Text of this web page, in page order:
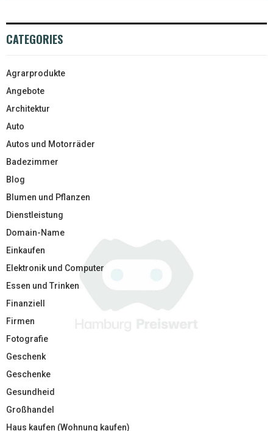
CATEGORIES
Agrarprodukte
Angebote
Architektur
Auto
Autos und Motorräder
Badezimmer
Blog
Blumen und Pflanzen
Dienstleistung
Domain-Name
Einkaufen
Elektronik und Computer
Essen und Trinken
Finanziell
Firmen
Fotografie
Geschenk
Geschenke
Gesundheid
Großhandel
Haus kaufen (Wohnung kaufen)